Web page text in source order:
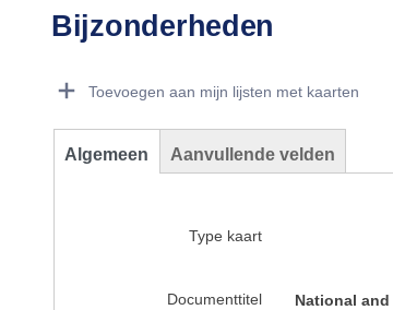
Bijzonderheden
Toevoegen aan mijn lijsten met kaarten
Algemeen Aanvullende velden
Type kaart
Documenttitel
National